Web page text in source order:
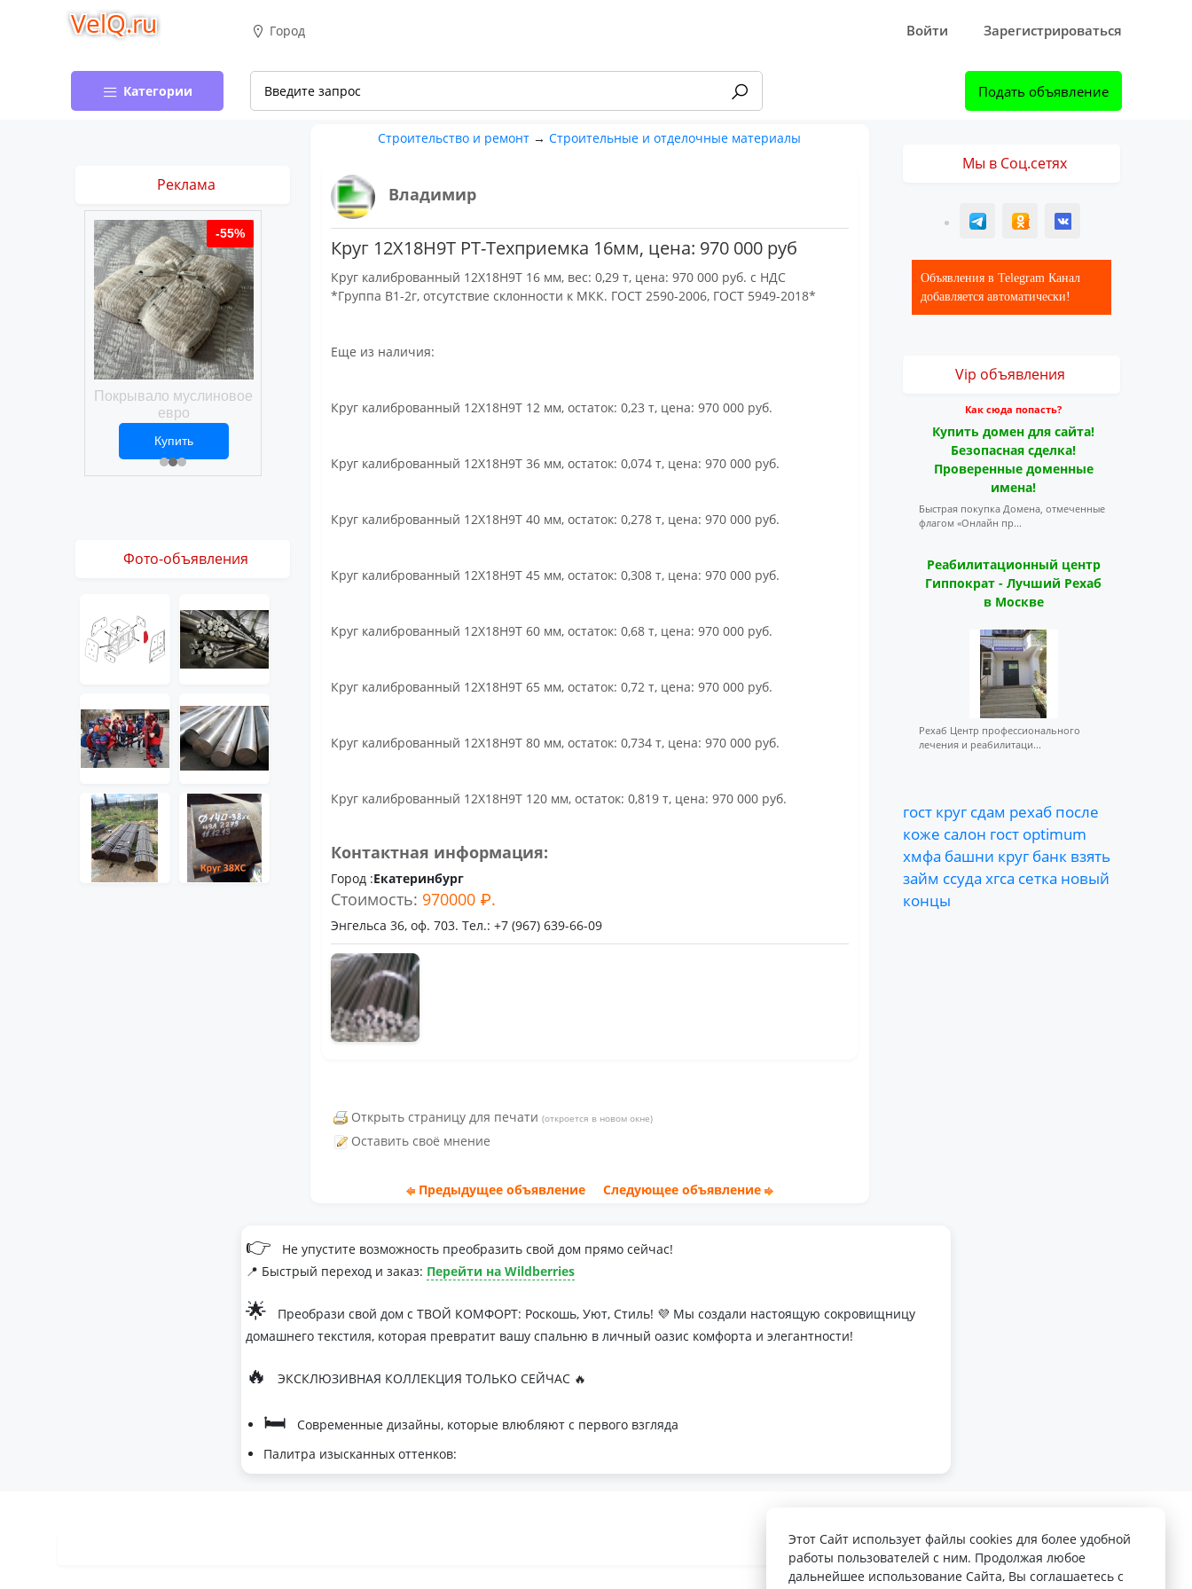
VelQ.ru Город Войти Зарегистрироваться
Категории Подать объявление
Строительство и ремонт →Строительные и отделочные материалы
Владимир
Круг 12Х18Н9Т РТ-Техприемка 16мм, цена: 970 000 руб
Круг калиброванный 12Х18Н9Т 16 мм, вес: 0,29 т, цена: 970 000 руб. с НДС
*Группа В1-2г, отсутствие склонности к МКК. ГОСТ 2590-2006, ГОСТ 5949-2018*
Еще из наличия:
Круг калиброванный 12Х18Н9Т 12 мм, остаток: 0,23 т, цена: 970 000 руб.
Круг калиброванный 12Х18Н9Т 36 мм, остаток: 0,074 т, цена: 970 000 руб.
Круг калиброванный 12Х18Н9Т 40 мм, остаток: 0,278 т, цена: 970 000 руб.
Круг калиброванный 12Х18Н9Т 45 мм, остаток: 0,308 т, цена: 970 000 руб.
Круг калиброванный 12Х18Н9Т 60 мм, остаток: 0,68 т, цена: 970 000 руб.
Круг калиброванный 12Х18Н9Т 65 мм, остаток: 0,72 т, цена: 970 000 руб.
Круг калиброванный 12Х18Н9Т 80 мм, остаток: 0,734 т, цена: 970 000 руб.
Круг калиброванный 12Х18Н9Т 120 мм, остаток: 0,819 т, цена: 970 000 руб.
Контактная информация:
Город :Екатеринбург
Стоимость: 970000 ₽.
Энгельса 36, оф. 703. Тел.: +7 (967) 639-66-09
Открыть страницу для печати (откроется в новом окне)
Оставить своё мнение
Предыдущее объявление Следующее объявление
Реклама
-55%
Покрывало муслиновое
евро
2 469 ₽
Купить
-55%
Покрывало вафельное
Фото-объявления
Мы в Соц.сетях
T ОК ВК
Объявления в Telegram Канал
добавляется автоматически!
Vip объявления
Как сюда попасть?
Купить домен для сайта!
Безопасная сделка!
Проверенные доменные
имена!
Быстрая покупка Домена, отмеченные
флагом «Онлайн пр...
Реабилитационный центр
Гиппократ - Лучший Рехаб
в Москве
Рехаб Центр профессионального
лечения и реабилитаци...
гост круг сдам рехаб после
коже салон гост optimum
хмфа башни круг банк взять
займ ссуда хгса сетка новый
концы
👉
Не упустите возможность преобразить свой дом прямо сейчас!
📍 Быстрый переход и заказ: Перейти на Wildberries
🌟
Преобрази свой дом с ТВОЙ КОМФОРТ: Роскошь, Уют, Стиль! 💜 Мы создали настоящую сокровищницу
домашнего текстиля, которая превратит вашу спальню в личный оазис комфорта и элегантности!
🔥 ЭКСКЛЮЗИВНАЯ КОЛЛЕКЦИЯ ТОЛЬКО СЕЙЧАС 🔥
🛏
Современные дизайны, которые влюбляют с первого взгляда
Палитра изысканных оттенков:
Этот Сайт использует файлы cookies для более удобной
работы пользователей с ним. Продолжая любое
дальнейшее использование Сайта, Вы соглашаетесь с